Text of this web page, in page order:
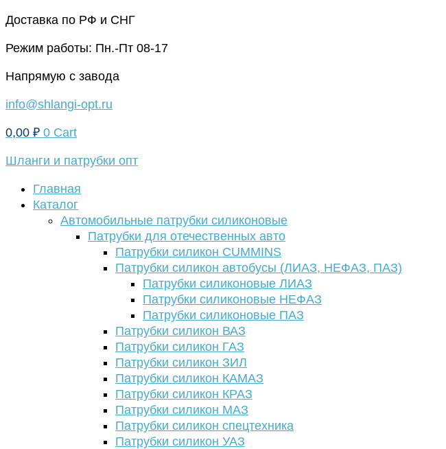
Перейти
содержимому
Доставка по РФ и СНГ
Режим работы: Пн.-Пт 08-17
Напрямую с завода
info@shlangi-opt.ru
0,00 ₽ 0 Cart
Шланги и патрубки опт
Главная
Каталог
Автомобильные патрубки силиконовые
Патрубки для отечественных авто
Патрубки силикон CUMMINS
Патрубки силикон автобусы (ЛИАЗ, НЕФАЗ, ПАЗ)
Патрубки силиконовые ЛИАЗ
Патрубки силиконовые НЕФАЗ
Патрубки силиконовые ПАЗ
Патрубки силикон ВАЗ
Патрубки силикон ГАЗ
Патрубки силикон ЗИЛ
Патрубки силикон КАМАЗ
Патрубки силикон КРАЗ
Патрубки силикон МАЗ
Патрубки силикон спецтехника
Патрубки силикон УАЗ